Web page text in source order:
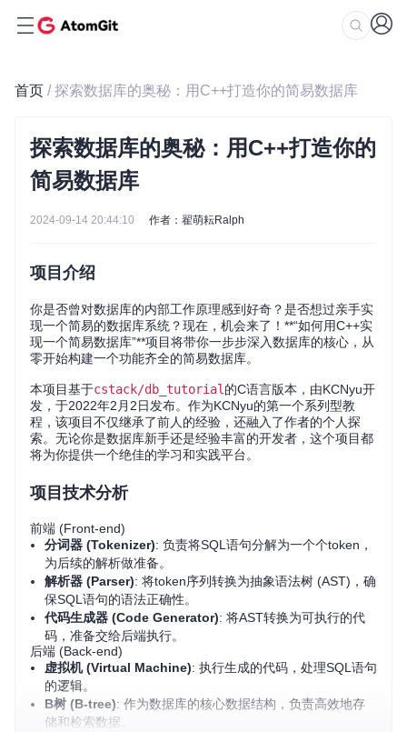
首页 / 探索数据库的奥秘：用C++打造你的简易数据库
探索数据库的奥秘：用C++打造你的
简易数据库
2024-09-14 20:44:10 作者：翟萌耘Ralph
项目介绍
你是否曾对数据库的内部工作原理感到好奇？是否想过亲手实
现一个简易的数据库系统？现在，机会来了！**“如何用C++实
现一个简易数据库”**项目将带你一步步深入数据库的核心，从
零开始构建一个功能齐全的简易数据库。
本项目基于cstack/db_tutorial 的C语言版本，由KCNyu开
发，于2022年2月2日发布。作为KCNyu的第一个系列型教
程，该项目不仅继承了前人的经验，还融入了作者的个人探
索。无论你是数据库新手还是经验丰富的开发者，这个项目都
将为你提供一个绝佳的学习和实践平台。
项目技术分析
前端 (Front-end)
分词器 (Tokenizer): 负责将SQL语句分解为一个个token，
为后续的解析做准备。
解析器 (Parser): 将token序列转换为抽象语法树 (AST)，确
保SQL语句的语法正确性。
代码生成器 (Code Generator): 将AST转换为可执行的代
码，准备交给后端执行。
后端 (Back-end)
虚拟机 (Virtual Machine): 执行生成的代码，处理SQL语句
的逻辑。
B树 (B-tree): 作为数据库的核心数据结构，负责高效地存
储和检索数据。